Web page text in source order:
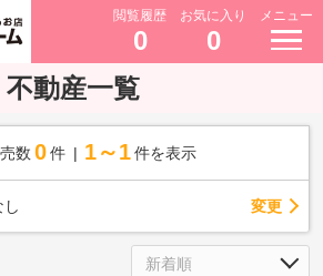
閲覧履歴
0
お気に入り
0
メニュー
動産一覧
数 0 件 1～1 件を表示
し 変更